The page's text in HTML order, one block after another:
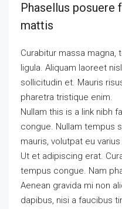
Phasellus
mattis
Curabitur massa magna,
ligula. Aliquam laoreet
sollicitudin et. Mauris
pharetra tristique enim.
Nullam this is a link nibh
congue. Nullam tempus
mauris, volutpat eu
Ut et adipiscing erat.
tempus congue. Nam
Aenean gravida mi non
dapibus, nisi a faucibus